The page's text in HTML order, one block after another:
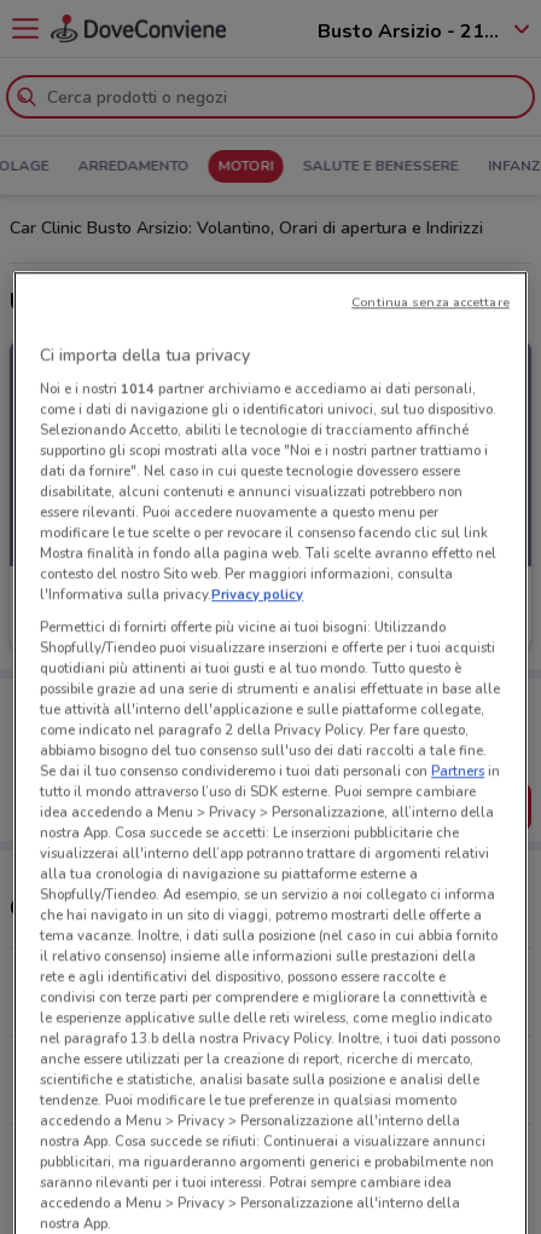
Busto Arsizio - 21052
ARREDAMENTO MOTORI SALUTE E BENESSERE
Car Clinic Busto Arsizio: Volantino, Orari di apertura e Indirizzi
Ultime offerte del volantino Car Clinic
Car Clinic
Scade il 03/02
Porta DoveConviene sempre con te!
Puoi trovare le migliori offerte dei negozi vicino a te,
salvarle e creare la tua lista del risparmio, comodamente
dal tuo cellulare.
SCARICA L’APP
Concessionari Car Clinic nelle vicinanze
S.S. Sempione, 1 Busto Arsizio
2 km
CHIUSO
Via Peschiera, 74/A Varese
22.4 km
CHIUSO
Via Gallarate, 58 - Ingresso Da Via Giannini, 8
Milano
25.7 km
CHIUSO
Ci importa della tua privacy
Noi e i nostri 1014partner archiviamo e accediamo ai dati personali,
come i dati di navigazione gli o identificatori univoci, sul tuo dispositivo.
Selezionando Accetto, abiliti le tecnologie di tracciamento affinché
supportino gli scopi mostrati alla voce "Noi e i nostri partner trattiamo i
dati da fornire". Nel caso in cui queste tecnologie dovessero essere
disabilitate, alcuni contenuti e annunci visualizzati potrebbero non
essere rilevanti. Puoi accedere nuovamente a questo menu per
modificare le tue scelte o per revocare il consenso facendo clic sul link
Mostra finalità in fondo alla pagina web. Tali scelte avranno effetto nel
contesto del nostro Sito web. Per maggiori informazioni, consulta
l'Informativa sulla privacy.Privacy policy
Permettici di fornirti offerte più vicine ai tuoi bisogni: Utilizzando
Shopfully/Tiendeo puoi visualizzare inserzioni e offerte per i tuoi acquisti
quotidiani più attinenti ai tuoi gusti e al tuo mondo. Tutto questo è
possibile grazie ad una serie di strumenti e analisi effettuate in base alle
tue attività all'interno dell'applicazione e sulle piattaforme collegate,
come indicato nel paragrafo 2 della Privacy Policy. Per fare questo,
abbiamo bisogno del tuo consenso sull'uso dei dati raccolti a tale fine.
Se dai il tuo consenso condivideremo i tuoi dati personali conPartnersin
tutto il mondo attraverso l’uso di SDK esterne. Puoi sempre cambiare
idea accedendo a Menu > Privacy > Personalizzazione, all’interno della
nostra App. Cosa succede se accetti: Le inserzioni pubblicitarie che
visualizzerai all'interno dell’app potranno trattare di argomenti relativi
alla tua cronologia di navigazione su piattaforme esterne a
Shopfully/Tiendeo. Ad esempio, se un servizio a noi collegato ci informa
che hai navigato in un sito di viaggi, potremo mostrarti delle offerte a
tema vacanze. Inoltre, i dati sulla posizione (nel caso in cui abbia fornito
il relativo consenso) insieme alle informazioni sulle prestazioni della
rete e agli identificativi del dispositivo, possono essere raccolte e
condivisi con terze parti per comprendere e migliorare la connettività e
le esperienze applicative sulle delle reti wireless, come meglio indicato
nel paragrafo 13.b della nostra Privacy Policy. Inoltre, i tuoi dati possono
anche essere utilizzati per la creazione di report, ricerche di mercato,
scientifiche e statistiche, analisi basate sulla posizione e analisi delle
tendenze. Puoi modificare le tue preferenze in qualsiasi momento
accedendo a Menu > Privacy > Personalizzazione all'interno della
nostra App. Cosa succede se rifiuti: Continuerai a visualizzare annunci
pubblicitari, ma riguarderanno argomenti generici e probabilmente non
saranno rilevanti per i tuoi interessi. Potrai sempre cambiare idea
accedendo a Menu > Privacy > Personalizzazione all'interno della
nostra App.
Continua senza accettare